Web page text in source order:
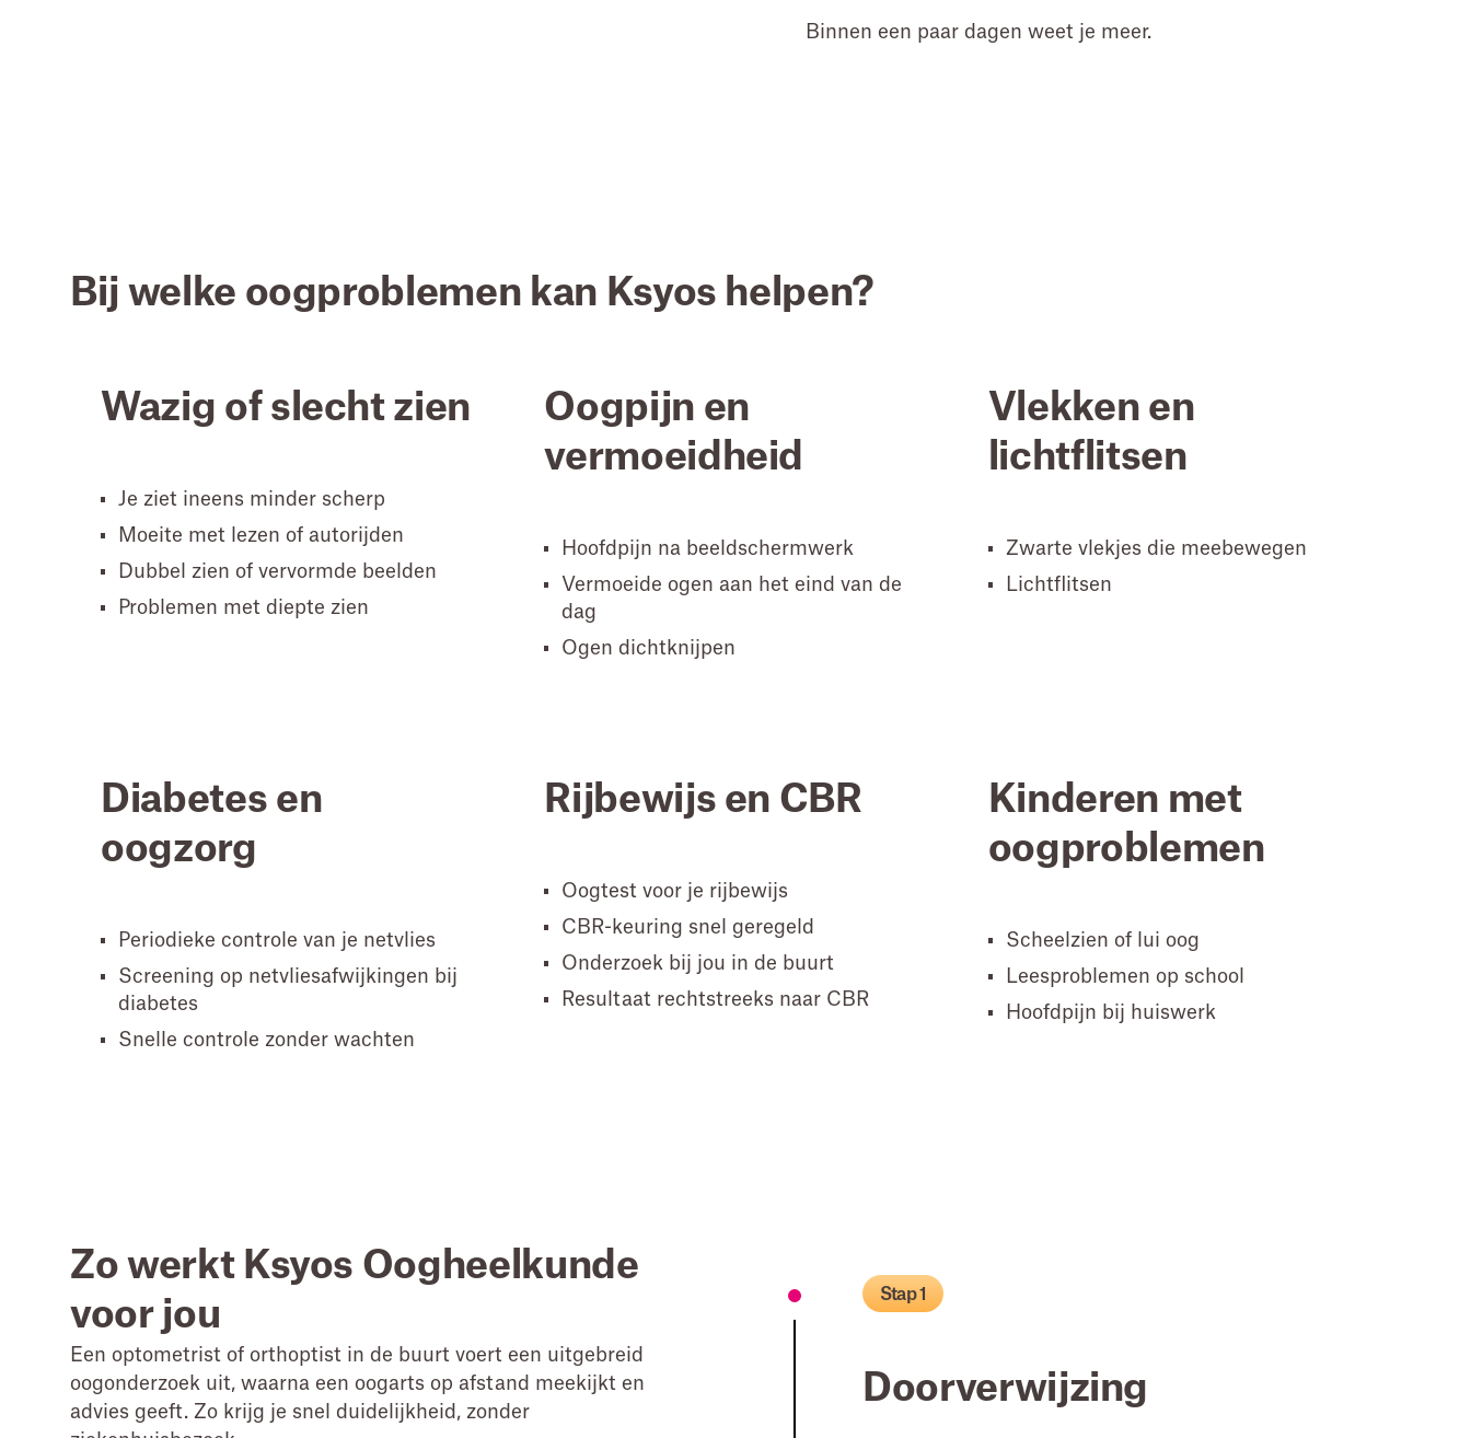
Binnen een paar dagen weet je meer.
Bij welke oogproblemen kan Ksyos helpen?
Wazig of slecht zien
Je ziet ineens minder scherp
Moeite met lezen of autorijden
Dubbel zien of vervormde beelden
Problemen met diepte zien
Oogpijn en
vermoeidheid
Hoofdpijn na beeldschermwerk
Vermoeide ogen aan het eind van de
dag
Ogen dichtknijpen
Vlekken en
lichtflitsen
Zwarte vlekjes die meebewegen
Lichtflitsen
Diabetes en
oogzorg
Periodieke controle van je netvlies
Screening op netvliesafwijkingen bij
diabetes
Snelle controle zonder wachten
Rijbewijs en CBR
Oogtest voor je rijbewijs
CBR-keuring snel geregeld
Onderzoek bij jou in de buurt
Resultaat rechtstreeks naar CBR
Kinderen met
oogproblemen
Scheelzien of lui oog
Leesproblemen op school
Hoofdpijn bij huiswerk
Zo werkt Ksyos Oogheelkunde
voor jou
Een optometrist of orthoptist in de buurt voert een uitgebreid
oogonderzoek uit, waarna een oogarts op afstand meekijkt en
advies geeft. Zo krijg je snel duidelijkheid, zonder
Stap 1
Doorverwijzing